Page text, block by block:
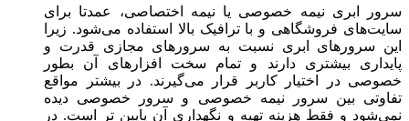
سرور ابری نیمه خصوصی یا نیمه اختصاصی، عمدتا برای
سایت‌های فروشگاهی و با ترافیک بالا استفاده می‌شود. زیرا
این سرورهای ابری نسبت به سرورهای مجازی قدرت و
پایداری بیشتری دارند و تمام سخت افزارهای آن بطور
خصوصی در اختیار کاربر قرار می‌گیرند. در بیشتر مواقع
تفاوتی بین سرور نیمه خصوصی و سرور خصوصی دیده
نمی‌شود و فقط هزینه تهیه و نگهداری آن پایین تر است. در